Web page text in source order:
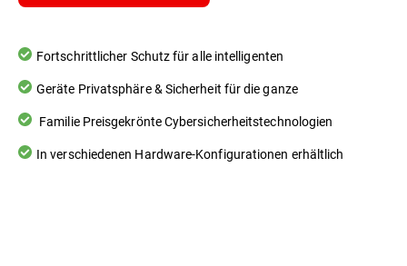
Fortschrittlicher Schutz für alle intelligenten
Geräte Privatsphäre & Sicherheit für die ganze
Familie Preisgekrönte Cybersicherheitstechnologien
In verschiedenen Hardware-Konfigurationen erhältlich